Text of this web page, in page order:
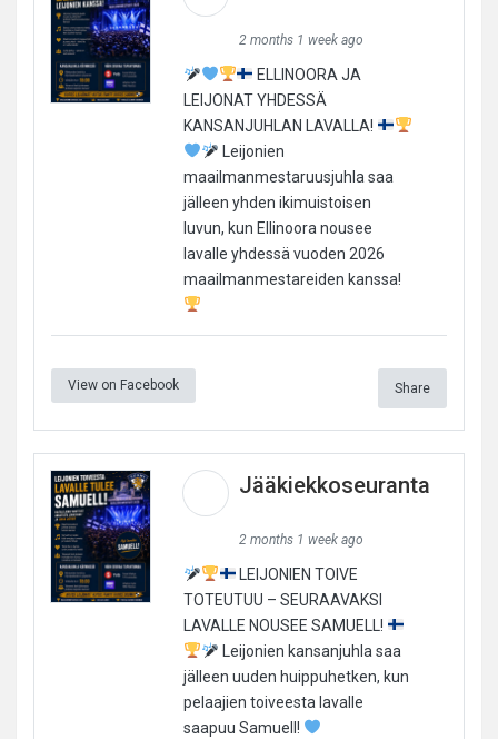
2 months 1 week ago
ELLINOORA JA
LEIJONAT YHDESSÄ
KANSANJUHLAN LAVALLA!
Leijonien
maailmanmestaruusjuhla saa
jälleen yhden ikimuistoisen
luvun, kun Ellinoora nousee
lavalle yhdessä vuoden 2026
maailmanmestareiden kanssa!
View on Facebook Share
Jääkiekkoseuranta
2 months 1 week ago
LEIJONIEN TOIVE
TOTEUTUU – SEURAAVAKSI
LAVALLE NOUSEE SAMUELL!
Leijonien kansanjuhla saa
jälleen uuden huippuhetken, kun
pelaajien toiveesta lavalle
saapuu Samuell!